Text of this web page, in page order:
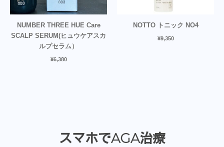
NUMBER THREE HUE Care
SCALP SERUM(ヒュウケアスカ
ルプセラム）
¥6,380
NOTTO トニック NO4
¥9,350
スマホでAGA治療